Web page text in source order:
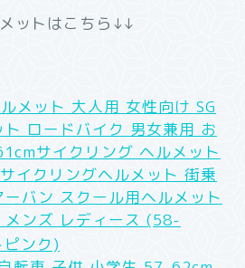
ットはこちら↓↓
メット 大人用 女性向け SG
ロードバイク 男女兼用 お
サイクリング ヘルメット
イクリングヘルメット 街乗
バン スクール用ヘルメット
メンズ レディース (58-
ンク)